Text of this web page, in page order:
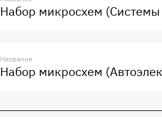
Набор микросхем (Системы
Название
Набор микросхем